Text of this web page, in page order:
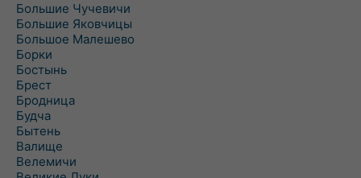
Большие Чучевичи
Большие Яковчицы
Большое Малешево
Борки
Бостынь
Брест
Бродница
Будча
Бытень
Валище
Велемичи